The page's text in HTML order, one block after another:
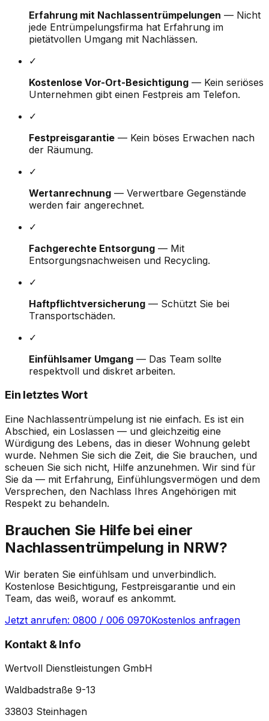
Erfahrung mit Nachlassentrümpelungen — Nicht
jede Entrümpelungsfirma hat Erfahrung im
pietätvollen Umgang mit Nachlässen.
✓
Kostenlose Vor-Ort-Besichtigung — Kein seriöses
Unternehmen gibt einen Festpreis am Telefon.
✓
Festpreisgarantie — Kein böses Erwachen nach
der Räumung.
✓
Wertanrechnung — Verwertbare Gegenstände
werden fair angerechnet.
✓
Fachgerechte Entsorgung — Mit
Entsorgungsnachweisen und Recycling.
✓
Haftpflichtversicherung — Schützt Sie bei
Transportschäden.
✓
Einfühlsamer Umgang — Das Team sollte
respektvoll und diskret arbeiten.
Ein letztes Wort
Eine Nachlassentrümpelung ist nie einfach. Es ist ein
Abschied, ein Loslassen — und gleichzeitig eine
Würdigung des Lebens, das in dieser Wohnung gelebt
wurde. Nehmen Sie sich die Zeit, die Sie brauchen, und
scheuen Sie sich nicht, Hilfe anzunehmen. Wir sind für
Sie da — mit Erfahrung, Einfühlungsvermögen und dem
Versprechen, den Nachlass Ihres Angehörigen mit
Respekt zu behandeln.
Brauchen Sie Hilfe bei einer
Nachlassentrümpelung in NRW?
Wir beraten Sie einfühlsam und unverbindlich.
Kostenlose Besichtigung, Festpreisgarantie und ein
Team, das weiß, worauf es ankommt.
Jetzt anrufen: 0800 / 006 0970Kostenlos anfragen
Kontakt & Info
Wertvoll Dienstleistungen GmbH
Waldbadstraße 9-13
33803 Steinhagen